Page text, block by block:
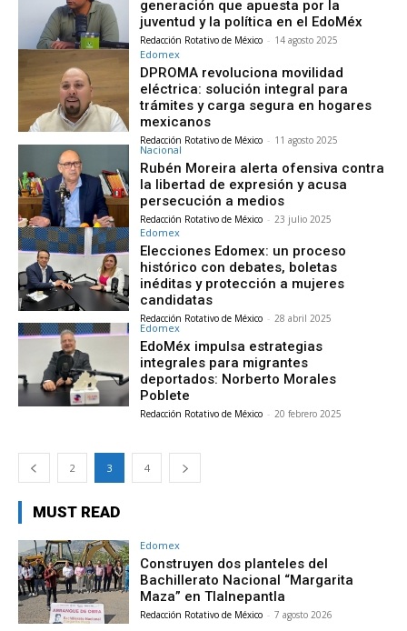
generación que apuesta por la
juventud y la política en el EdoMéx
Redacción Rotativo de México - 14 agosto 2025
Edomex
DPROMA revoluciona movilidad
eléctrica: solución integral para
trámites y carga segura en hogares
mexicanos
Redacción Rotativo de México - 11 agosto 2025
Nacional
Rubén Moreira alerta ofensiva contra
la libertad de expresión y acusa
persecución a medios
Redacción Rotativo de México - 23 julio 2025
Edomex
Elecciones Edomex: un proceso
histórico con debates, boletas
inéditas y protección a mujeres
candidatas
Redacción Rotativo de México - 28 abril 2025
Edomex
EdoMéx impulsa estrategias
integrales para migrantes
deportados: Norberto Morales
Poblete
Redacción Rotativo de México - 20 febrero 2025
2 3 4
MUST READ
Edomex
Construyen dos planteles del
Bachillerato Nacional “Margarita
Maza” en Tlalnepantla
Redacción Rotativo de México - 7 agosto 2026